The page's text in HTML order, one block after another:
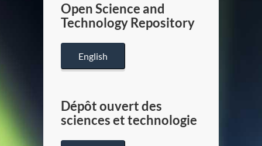
Canada
Open Science and
Technology Repository
English
Dépôt ouvert des
sciences et technologie